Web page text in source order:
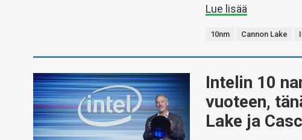
Lue lisää
10nm Cannon Lake
Intelin 10
vuoteen,
Lake ja